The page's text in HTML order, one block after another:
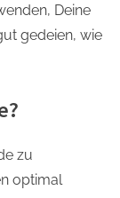
Deine
gedeien, wie
zu
optimal